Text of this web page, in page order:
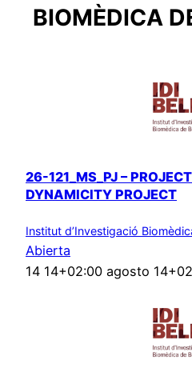
BIOMÈDICA
26-121_MS_PJ –
DYNAMICITY PROJECT
Institut d’Investigació
Abierta
14 14+02:00 agosto